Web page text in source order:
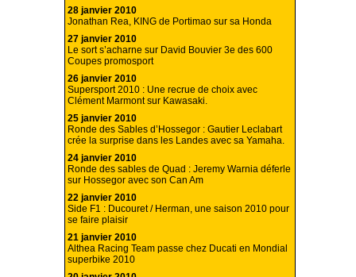
28 janvier 2010
Jonathan Rea, KING de Portimao sur sa Honda
27 janvier 2010
Le sort s’acharne sur David Bouvier 3e des 600
Coupes promosport
26 janvier 2010
Supersport 2010 : Une recrue de choix avec
Clément Marmont sur Kawasaki.
25 janvier 2010
Ronde des Sables d’Hossegor : Gautier Leclabart
crée la surprise dans les Landes avec sa Yamaha.
24 janvier 2010
Ronde des sables de Quad : Jeremy Warnia déferle
sur Hossegor avec son Can Am
22 janvier 2010
Side F1 : Ducouret / Herman, une saison 2010 pour
se faire plaisir
21 janvier 2010
Althea Racing Team passe chez Ducati en Mondial
superbike 2010